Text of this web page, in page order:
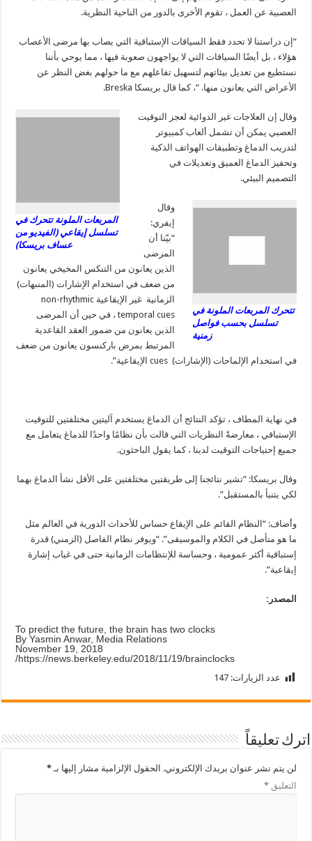
العصبية عن العمل ، تقوم الأخرى بالدور من الناحية النظرية.
“إن دراستنا لا تحدد فقط السياقات الإستباقية التي يصاب بها مرضى الأعصاب
هؤلاء ، بل أيضًا السياقات التي لا يواجهون صعوبة فيها ، مما يوحي بأننا
نستطيع من تعديل بيئاتهم لتسهيل تفاعلهم مع ما حولهم بغض النظر عن
الأعراض التي يعانون منها. “، كما قال بريسكا Breska.
المربعات الملونة تتحرك في
تسلسل إيقاعي (الفيديو من
عساف بريسكا)
وقال إن العلاجات غير الدوائية لعجز التوقيت
العصبي يمكن أن تشمل ألعاب كمبيوتر
لتدريب الدماغ وتطبيقات الهواتف الذكية
وتحفيز الدماغ العميق وتعديلات في
التصميم البيئي.
تتحرك المربعات الملونة في
تسلسل بحسب فواصل
زمنية
وقال
إيفري:
“بيّنا أن
المرضى
الذين يعانون من التنكس المخيخي يعانون
من ضعف في استخدام الإشارات (المنبهات)
الزمانية غير الإيقاعية non-rhythmic
temporal cues ، في حين أن المرضى
الذين يعانون من ضمور العقد القاعدية
المرتبط بمرض باركنسون يعانون من ضعف
في استخدام الإلماحات (الإشارات) cues الإيقاعية”.
في نهاية المطاف ، تؤكد النتائج أن الدماغ يستخدم آليتين مختلفتين للتوقيت
الإستباقي ، معارضةً النظريات التي قالت بأن نظامًا واحدًا للدماغ يتعامل مع
جميع إحتياجات التوقيت لدينا ، كما يقول الباحثون.
وقال بريسكا: “تشير نتائجنا إلى طريقتين مختلفتين على الأقل نشأ الدماغ بهما
لكي يتنبأ بالمستقبل”.
وأضاف: “النظام القائم على الإيقاع حساس للأحداث الدورية في العالم مثل
ما هو متأصل في الكلام والموسيقى”. “ويوفر نظام الفاصل (الزمني) قدرة
إستباقية أكثر عمومية ، وحساسة للإنتظامات الزمانية حتى في غياب إشارة
إيقاعية”.
المصدر:
To predict the future, the brain has two clocks
By Yasmin Anwar, Media Relations
November 19, 2018
https://news.berkeley.edu/2018/11/19/brainclocks/
عدد الزيارات: 147
اترك تعليقاً
لن يتم نشر عنوان بريدك الإلكتروني. الحقول الإلزامية مشار إليها بـ*
التعليق*